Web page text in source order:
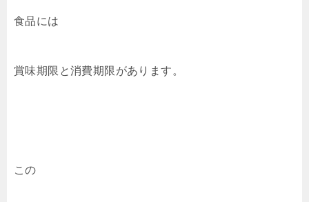
食品には
賞味期限と消費期限があります。
この